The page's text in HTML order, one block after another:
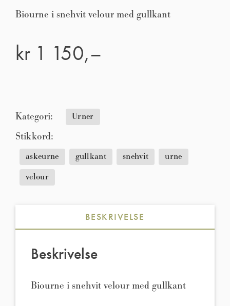
Biourne i snehvit velour med gullkant
kr 1 150,–
Kategori: Urner
Stikkord:
askeurne gullkant snehvit
urne
velour
BESKRIVELSE
Beskrivelse
Biourne i snehvit velour med gullkant